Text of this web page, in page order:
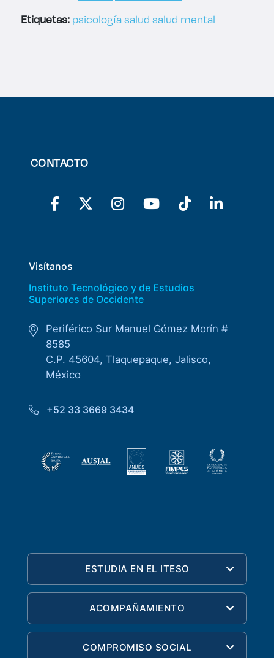
Etiquetas:psicologíasaludsalud mental
CONTACTO
Visítanos
Instituto Tecnológico y de Estudios
Superiores de Occidente
Periférico Sur Manuel Gómez Morín #
8585
C.P. 45604, Tlaquepaque, Jalisco,
México
+52 33 3669 3434
ESTUDIA EN EL ITESO
ACOMPAÑAMIENTO
COMPROMISO SOCIAL